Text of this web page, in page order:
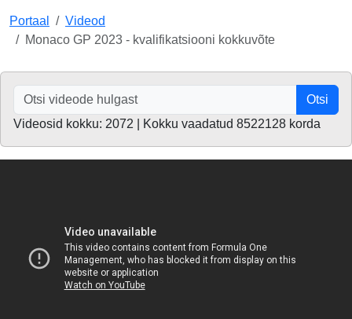
Portaal
Videod
Monaco GP 2023 - kvalifikatsiooni kokkuvõte
Otsi
Videosid kokku: 2072 | Kokku vaadatud 8522128 korda